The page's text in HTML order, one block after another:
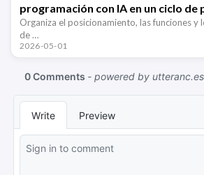
programación con IA en un ciclo de
ejecución y revisión
Organiza el posicionamiento, las funciones y
de …
2026-05-01